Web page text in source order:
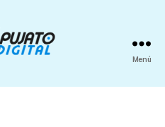
Menú